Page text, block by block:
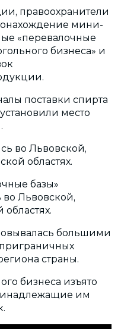
правоохранители
мини-
«перевалочные
бизнеса» и
поставки спирта
место
во Львовской,
областях.
базы»
Львовской,
большими
страны.
бизнеса изъято
им